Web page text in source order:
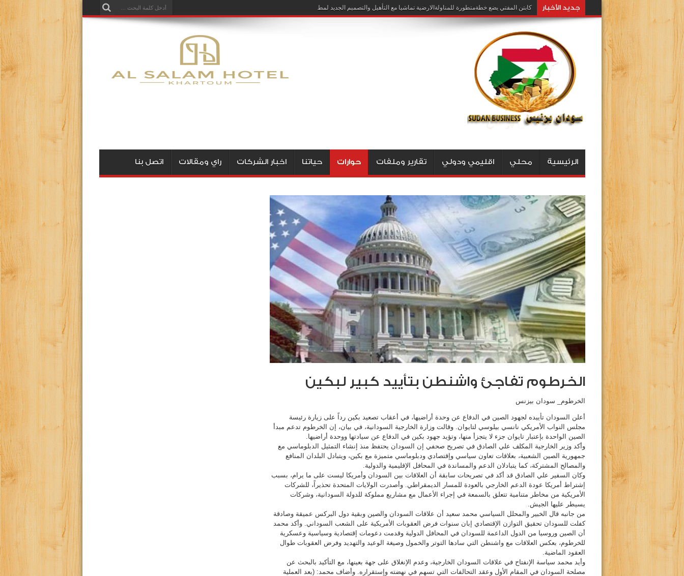
جديد اﻷخبار كابتن المفتي يضع خطةمتطورة للمناولةالارضية تماشيا مع التأهيل والتصميم الجديد لمطار الخرطوم
الرئيسية محلي اقليمي ودولي تقارير وملفات حوارات حياتنا اخبار الشركات راي ومقالات اتصل بنا
الخرطوم تفاجئ واشنطن بتأييد كبير لبكين
الخرطوم_ سودان بيزنس
أعلن السودان تأييده لجهود الصين في الدفاع عن وحدة أراضيها، في أعقاب تصعيد بكين رداً على زيارة رئيسة
مجلس النواب الأمريكي نانسي بيلوسي لتايوان. وقالت وزارة الخارجية السودانية، في بيان، إن الخرطوم تدعم مبدأ
الصين الواحدة بإعتبار تايوان جزء لا يتجزأ منها، وتؤيد جهود بكين في الدفاع عن سيادتها ووحدة أراضيها.
وأكد وزير الخارجية المكلف علي الصادق في تصريح صحفي إن السودان يحتفظ منذ إنشاء التمثيل الدبلوماسي مع
جمهورية الصين الشعبية، بعلاقات تعاون سياسي وإقتصادي ودبلوماسي متميزة مع بكين، ويتبادل البلدان المنافع
والمصالح المشتركة، كما يتبادلان الدعم والمساندة في المحافل الإقليمية والدولية.
وكان السفير علي الصادق قد أكد في تصريحات سابقة أن العلاقات بين السودان وأمريكا ليست على ما يرام، بسبب
إشتراط أمريكا عودة الدعم الخارجي بالعودة للمسار الديمقراطي. وأصدرت الولايات المتحدة تحذيراً، للشركات
الأمريكية من مخاطر متنامية تتعلق بالسمعة في إجراء الأعمال مع مشاريع مملوكة للدولة السودانية، وشركات
يسيطر عليها الجيش.
من جانبه قال الخبير والمحلل السياسي محمد سعيد أن علاقات السودان والصين وبقية دول البركس عميقة وصادقة
كفلت للسودان تحقيق التوازن الإقتصادي إبان سنوات فرض العقوبات الأمريكية على الشعب السوداني. وأكد محمد
أن الصين وروسيا من الدول الداعمة للسودان في المحافل الدولية وقدمت دعومات إقتصادية وسياسية وعسكرية
للخرطوم، بعكس العلاقات مع واشنطن التي سادها التوتر والخمول وصيغة الوعيد والتهديد وفرض العقوبات طوال
العقود الماضية.
وأيد محمد سياسة الإنفتاح في علاقات السودان الخارجية، وعدم الإنغلاق على جهة بعينها، مع التأكيد بالبحث عن
مصلحة السودان في المقام الأول وعقد التحالفات التي تسهم في نهضته وإستقراره. وأضاف محمد: (بعد العملية